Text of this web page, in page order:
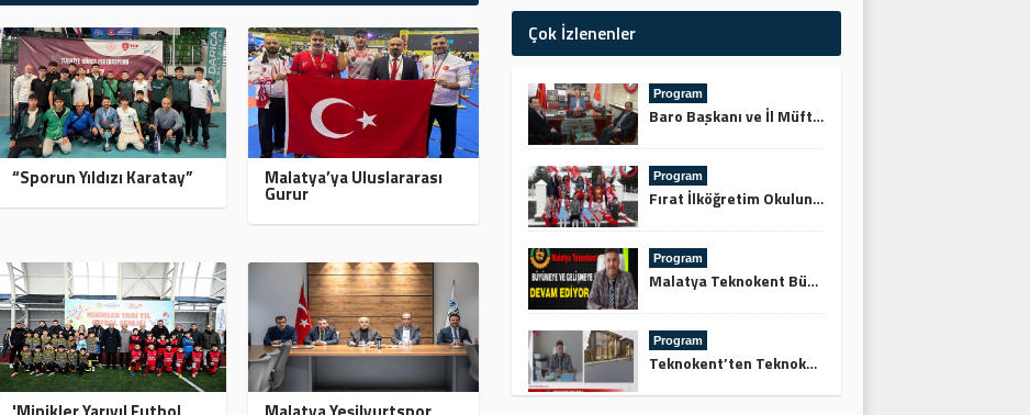
“Sporun Yıldızı Karatay” Malatya’ya Uluslararası
Gurur
Çok İzlenenler
Program
Baro Başkanı ve İl Müftüsünden Keskin’e Ziyaret
Program
Fırat İlköğretim Okulundan Şehitliğe Ziyaret
Program
Malatya Teknokent Büyümeye ve Gelişmeye Devam Ediyor
Program
Teknokent’ten Teknoköy’e